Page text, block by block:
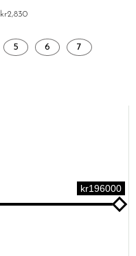
kr196000
kr2,830
5 6 7